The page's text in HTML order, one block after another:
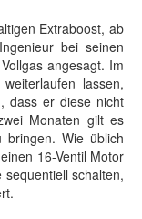
Extraboost, ab
bei seinen
angesagt. Im
lassen,
dass er diese nicht
Monaten gilt es
Wie üblich
16-Ventil Motor
schalten,